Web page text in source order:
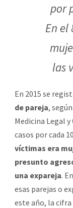
por
En el
las
En 2015 se
de pareja,
Medicina Legal
casos por cada
víctimas era
presunto
una expareja.
esas parejas o
este año, la